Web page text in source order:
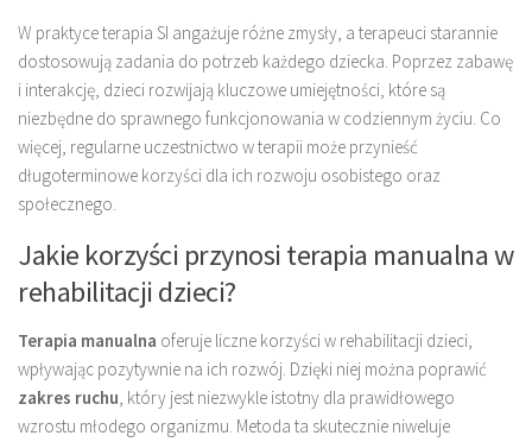
W praktyce terapia SI angażuje różne zmysły, a terapeuci starannie
dostosowują zadania do potrzeb każdego dziecka. Poprzez zabawę
i interakcję, dzieci rozwijają kluczowe umiejętności, które są
niezbędne do sprawnego funkcjonowania w codziennym życiu. Co
więcej, regularne uczestnictwo w terapii może przynieść
długoterminowe korzyści dla ich rozwoju osobistego oraz
społecznego.
Jakie korzyści przynosi terapia manualna w
rehabilitacji dzieci?
Terapia manualna oferuje liczne korzyści w rehabilitacji dzieci,
wpływając pozytywnie na ich rozwój. Dzięki niej można poprawić
zakres ruchu, który jest niezwykle istotny dla prawidłowego
wzrostu młodego organizmu. Metoda ta skutecznie niweluje